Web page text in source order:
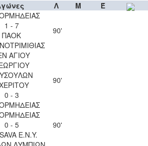
Λ Μ
Έ
1 - 7
ΠΑΟΚ
90'
ΑΓΙΟΥ
0 - 3
90'
0 - 5
Ε.Ν.Y.
90'